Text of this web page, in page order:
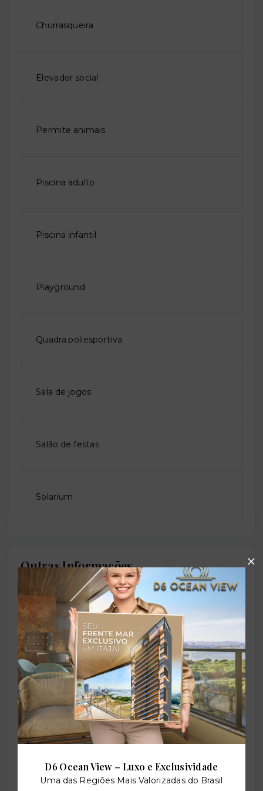
Churrasqueira
Elevador social
Permite animais
Piscina adulto
Piscina infantil
Playground
Quadra poliesportiva
Sala de jogos
Salão de festas
Solarium
Outras Informações
Referência:
O-49800-76603
Perfil:
Residencial
Situação:
D6 Ocean View – Luxo e Exclusividade
Uma das Regiões Mais Valorizadas do Brasil